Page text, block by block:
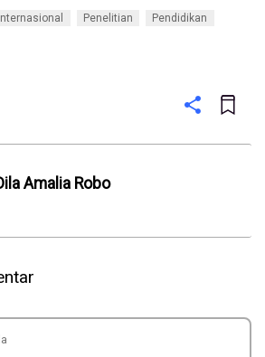
Penelitian Pendidikan
Amalia Robo